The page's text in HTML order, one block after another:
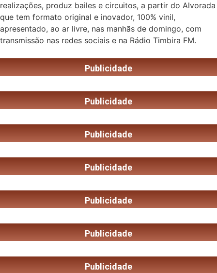
realizações, produz bailes e circuitos, a partir do Alvorada
que tem formato original e inovador, 100% vinil,
apresentado, ao ar livre, nas manhãs de domingo, com
transmissão nas redes sociais e na Rádio Timbira FM.
Publicidade
Publicidade
Publicidade
Publicidade
Publicidade
Publicidade
Publicidade